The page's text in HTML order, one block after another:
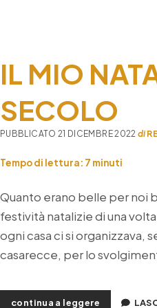
IL MIO
SECOLO
PUBBLICATO 21 DICEMBRE 2022di
Tempo di lettura: 7 minuti
Quanto erano belle per noi
festività natalizie di una
ogni casa ci si
casarecce, per lo
continua a leggereil